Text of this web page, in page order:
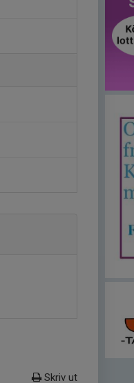
Skriv ut